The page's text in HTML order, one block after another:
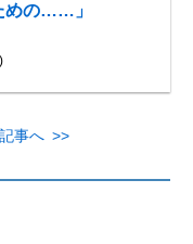
めの……」
事へ >>